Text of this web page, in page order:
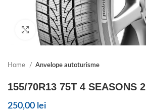
Click to enlarge
Home Anvelope autoturisme
155/70R13 75T 4 SEASONS 2
250,00 lei